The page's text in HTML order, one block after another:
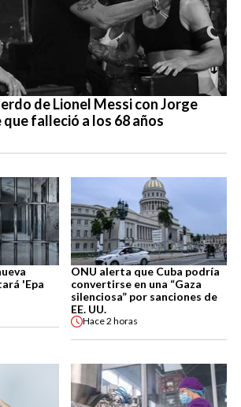
de Lionel Messi con Jorge
que falleció a los 68 años
'Epa
ONU alerta que Cuba podría
convertirse en una “Gaza
silenciosa” por sanciones de
EE. UU.
Hace2 horas